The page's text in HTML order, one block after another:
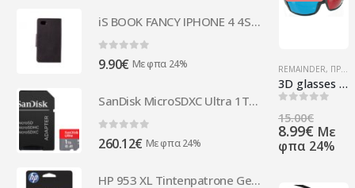
REMAINDER, ΠΡΟΪΌΝΤΑ ΠΛΗΡΟΦΟΡΙΚΉΣ - ΚΙΝΗΤΉΣ ΤΗΛΕΦΩΝΊΑΣ - ΗΛΕΚΤΡΟΝΙΚΆ
3D glasses Red + Cyan
15.00€
price
was:
8.99€ Η
Με
φπα 24%
iS BOOK FANCY IPHONE 4 4S black
0 out of 5
9.90€ Με φπα 24%
SanDisk MicroSDXC Ultra 1TB SDSQUA4-1T00-GN6MA
0 out of 5
260.12€ Με φπα 24%
HP 953 XL Tintenpatrone Gelb 1.600 Seiten F6U18AE#BGX